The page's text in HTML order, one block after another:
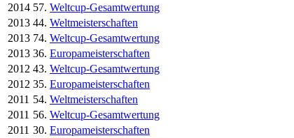
2014 57. Weltcup-Gesamtwertung
2013 44. Weltmeisterschaften
2013 74. Weltcup-Gesamtwertung
2013 36. Europameisterschaften
2012 43. Weltcup-Gesamtwertung
2012 35. Europameisterschaften
2011 54. Weltmeisterschaften
2011 56. Weltcup-Gesamtwertung
2011 30. Europameisterschaften